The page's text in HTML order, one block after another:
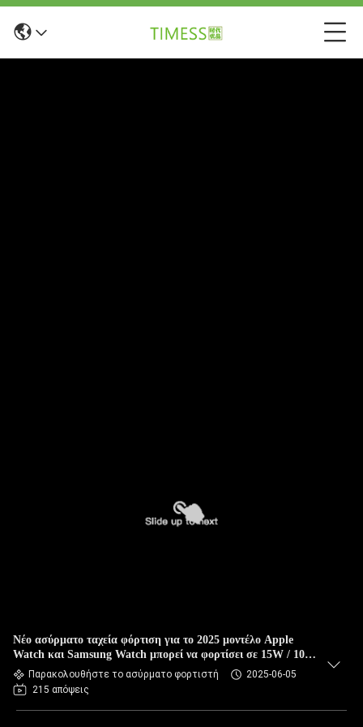
Νέο ασύρματο ταχεία φόρτιση για το 2025 μοντέλο Apple
Watch και Samsung Watch μπορεί να φορτίσει σε 15W / 10W
μεγάλης χωρητικότητας εξόδου
Παρακολουθήστε το ασύρματο φορτιστή
2025-06-05
215 απόψεις